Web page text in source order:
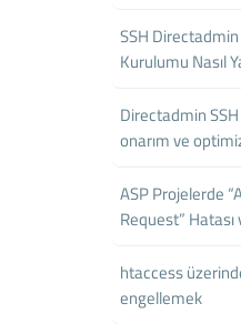
SSH
Kurulumu Nasıl
Directadmin
onarım ve
ASP Projelerde
Request”
htaccess
engellemek